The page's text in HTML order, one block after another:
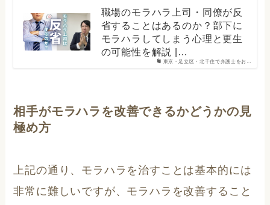
東京・足立区・北千住で弁護士をお…
職場のモラハラ上司・同僚が反
省することはあるのか？部下に
モラハラしてしまう心理と更生
の可能性を解説 |…
相手がモラハラを改善できるかどうかの見
極め方
上記の通り、モラハラを治すことは基本的には
非常に難しいですが、モラハラを改善すること